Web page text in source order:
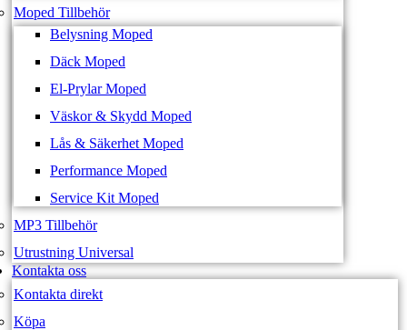
Moped Tillbehör
Belysning Moped
Däck Moped
El-Prylar Moped
Väskor & Skydd Moped
Lås & Säkerhet Moped
Performance Moped
Service Kit Moped
MP3 Tillbehör
Utrustning Universal
Kontakta oss
Kontakta direkt
Köpa